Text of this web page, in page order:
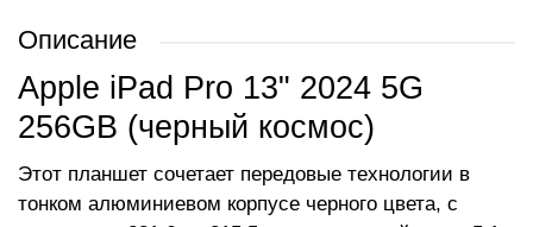
Описание
Apple iPad Pro 13" 2024 5G
256GB (черный космос)
Этот планшет сочетает передовые технологии в
тонком алюминиевом корпусе черного цвета, с